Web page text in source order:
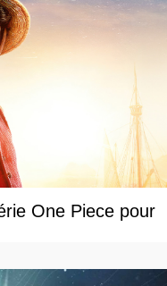
One Piece pour